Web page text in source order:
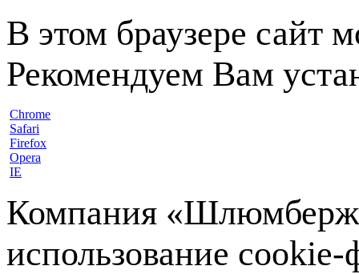
В этом браузере сайт
Рекомендуем Вам
Chrome
Safari
Firefox
Opera
IE
Компания
использование